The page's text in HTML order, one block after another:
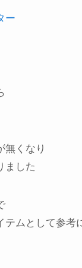
ー
無くなり
ました
テムとして参考